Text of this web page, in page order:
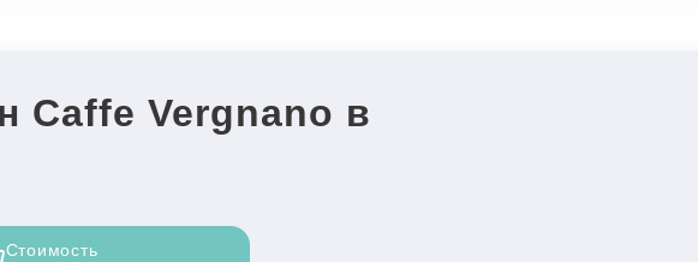
Caffe Vergnano в
Стоимость